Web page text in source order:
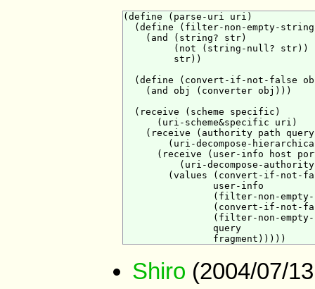
(define (parse-uri uri)
(define (filter-non-empty-
    (and (string? str)
         (not (string-null? str))
         str))
(define (convert-if-not-false
    (and obj (converter obj)))
  (receive (scheme specific)
      (uri-scheme&specific uri)
(receive (authority path
(uri-decompose-
(receive (user-info host
(uri-decompose-
(values (convert-if-not-
                user-info
(filter-non-
(convert-if-not-
(filter-non-
                query
Shiro (2004/07/